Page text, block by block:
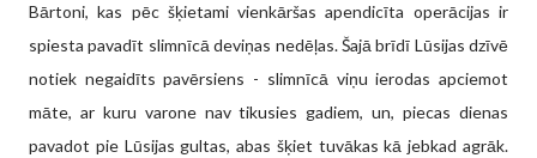
Bārtoni, kas pēc šķietami vienkāršas apendicīta operācijas ir
spiesta pavadīt slimnīcā deviņas nedēļas. Šajā brīdī Lūsijas dzīvē
notiek negaidīts pavērsiens - slimnīcā viņu ierodas apciemot
māte, ar kuru varone nav tikusies gadiem, un, piecas dienas
pavadot pie Lūsijas gultas, abas šķiet tuvākas kā jebkad agrāk.